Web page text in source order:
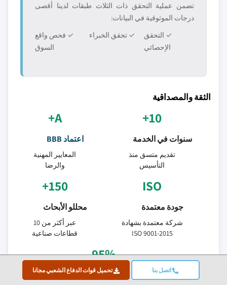
اتصل بنا تحميل قوات الدفاع الشعبي مجانا
تضمن عملية التحقق ذات الثلاث طبقات لدينا أقصى
درجات الموثوقية في البيانات:
✓ التحقق
الإحصائي
✓ تحقق الخبراء
✓ فحص واقع
السوق
الثقة والمصداقية
10+
سنوات في الخدمة
تقديم متسق منذ
التأسيس
A+
اعتماد BBB
المعايير المهنية
والرضا
ISO
جودة معتمدة
شركة معتمدة بشهادة
ISO 9001-2015
150+
محللو الأبحاث
عبر أكثر من 10
قطاعات صناعية
95%
الاحتفاظ بالعملاء